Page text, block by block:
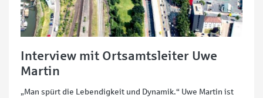
Interview mit Ortsamtsleiter Uwe
Martin
„Man spürt die Lebendigkeit und Dynamik.“ Uwe Martin ist